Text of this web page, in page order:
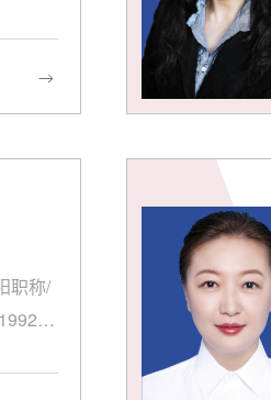
：无
非英
走向
划
药科
生
职称/
1